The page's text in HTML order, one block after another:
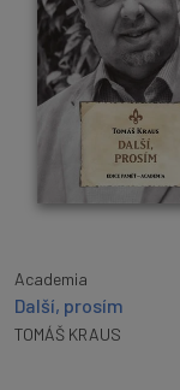
Academia
Další, prosím
TOMÁŠ KRAUS